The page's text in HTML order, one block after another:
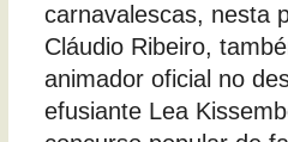
carnavalescas, nesta
Cláudio Ribeiro,
animador oficial no
efusiante Lea